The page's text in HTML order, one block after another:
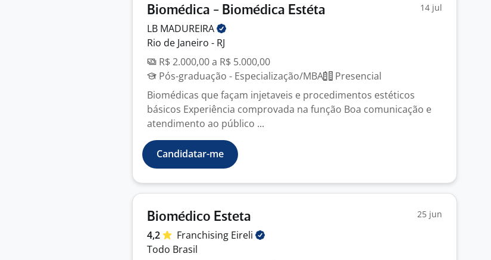
Biomédica - Biomédica Estéta 14 jul
LB MADUREIRA
Rio de Janeiro - RJ
R$ 2.000,00 a R$ 5.000,00
Pós-graduação - Especialização/MBA
Presencial
Biomédicas que façam injetaveis e procedimentos estéticos
básicos Experiência comprovada na função Boa comunicação e
atendimento ao público ...
Candidatar-me
Biomédico Esteta 25 jun
4,2 Franchising Eireli
Todo Brasil